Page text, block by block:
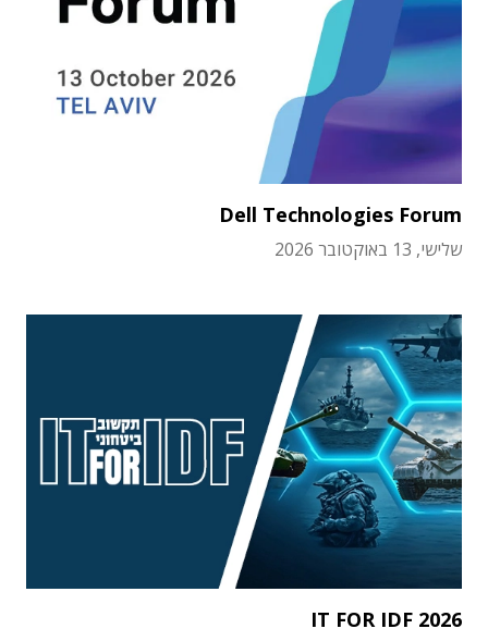
Dell Technologies Forum
שלישי, 13 באוקטובר 2026
IT FOR IDF 2026